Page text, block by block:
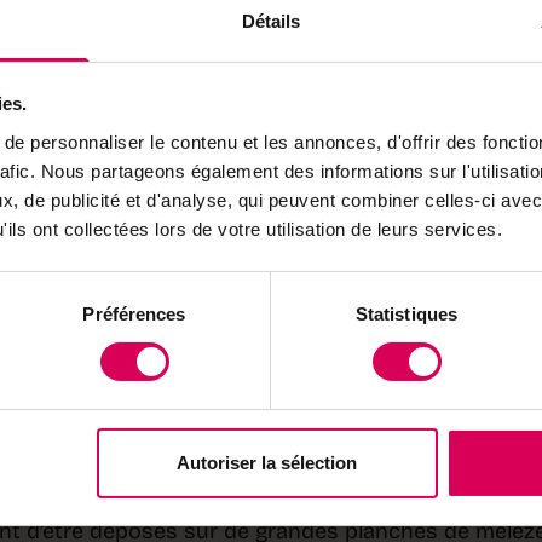
Détails
personnaliser le contenu et les annonces, d'offrir des
Nous partageons également des informations sur
de publicité et d'analyse, qui peuvent combiner celles-ci
ont collectées lors de votre utilisation de leurs services.
Préférences Statistiques
Autoriser la sélection
sous forme de saumure.
les chèvres qui ornent discrètement chacun des
clin d’œil rappelle la légende qui entoure la
qu’il y a 500 ans, un berger aurait constaté la
ses bêtes se rendre toujours au même
Cela valait bien un hommage à ces
produit d’exception composé d’aériens cristaux de
à partir de la saumure brute et récoltés par
d’être déposés sur de grandes planches de